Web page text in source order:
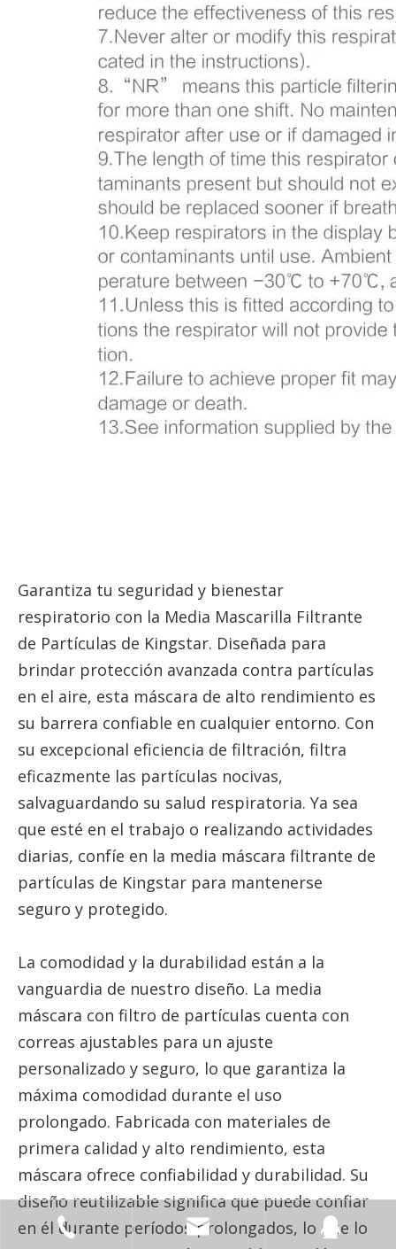
Garantiza tu seguridad y bienestar
respiratorio con la Media Mascarilla Filtrante
de Partículas de Kingstar. Diseñada para
brindar protección avanzada contra partículas
en el aire, esta máscara de alto rendimiento es
su barrera confiable en cualquier entorno. Con
su excepcional eficiencia de filtración, filtra
eficazmente las partículas nocivas,
salvaguardando su salud respiratoria. Ya sea
que esté en el trabajo o realizando actividades
diarias, confíe en la media máscara filtrante de
partículas de Kingstar para mantenerse
seguro y protegido.
La comodidad y la durabilidad están a la
vanguardia de nuestro diseño. La media
máscara con filtro de partículas cuenta con
correas ajustables para un ajuste
personalizado y seguro, lo que garantiza la
máxima comodidad durante el uso
prolongado. Fabricada con materiales de
primera calidad y alto rendimiento, esta
máscara ofrece confiabilidad y durabilidad. Su
diseño reutilizable significa que puede confiar
en él durante períodos prolongados, lo que lo